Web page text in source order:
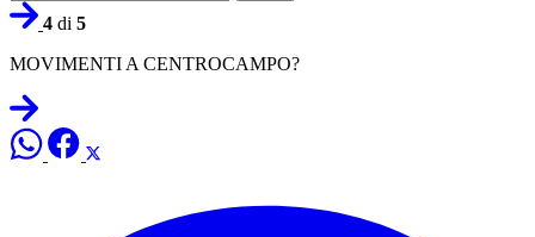
4 di 5
MOVIMENTI A CENTROCAMPO?